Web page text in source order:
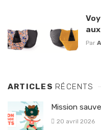
Par
ARTICLES RÉCENTS
Mission
20 avril 2026